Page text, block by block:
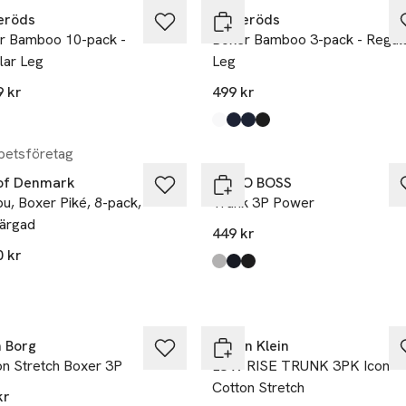
Bamboo 10-pack -
Leg
kr
finns i färgerna:
Grey
Resteröds
Boxer Bamboo 3-pack -
Leg
499 kr
Produkten finns i färgerna:
White,
Navy 2,
Darknavy,
Black 2,
Denmark
Boxer Piké, 8-pack,
kr
finns i färgerna:
HUGO BOSS
Trunk 3P Power
449 kr
Produkten finns i färgerna:
Assorted Pre-pack
Open Blue
Black,
Borg
Stretch Boxer 3P
Calvin Klein
LOW RISE TRUNK 3PK Icon
Cotton Stretch